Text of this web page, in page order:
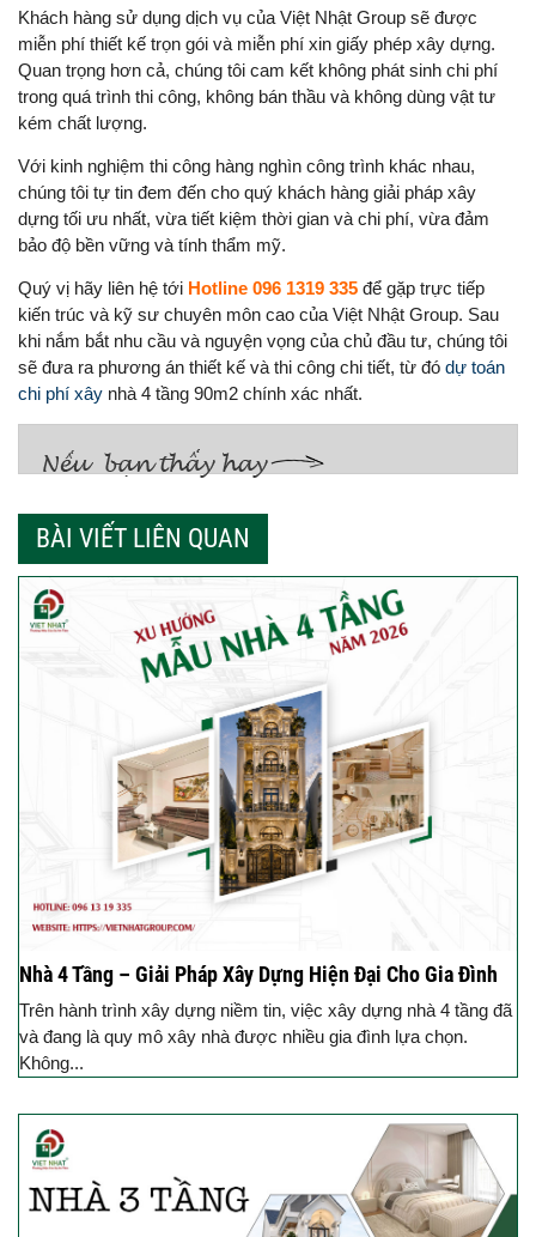
Khách hàng sử dụng dịch vụ của Việt Nhật Group sẽ được
miễn phí thiết kế trọn gói và miễn phí xin giấy phép xây dựng.
Quan trọng hơn cả, chúng tôi cam kết không phát sinh chi phí
trong quá trình thi công, không bán thầu và không dùng vật tư
kém chất lượng.
Với kinh nghiệm thi công hàng nghìn công trình khác nhau,
chúng tôi tự tin đem đến cho quý khách hàng giải pháp xây
dựng tối ưu nhất, vừa tiết kiệm thời gian và chi phí, vừa đảm
bảo độ bền vững và tính thẩm mỹ.
Quý vị hãy liên hệ tới Hotline 096 1319 335 để gặp trực tiếp
kiến trúc và kỹ sư chuyên môn cao của Việt Nhật Group. Sau
khi nắm bắt nhu cầu và nguyện vọng của chủ đầu tư, chúng tôi
sẽ đưa ra phương án thiết kế và thi công chi tiết, từ đó dự toán
chi phí xây nhà 4 tầng 90m2 chính xác nhất.
BÀI VIẾT LIÊN QUAN
Nhà 4 Tầng – Giải Pháp Xây Dựng Hiện Đại Cho Gia Đình
Trên hành trình xây dựng niềm tin, việc xây dựng nhà 4 tầng đã
và đang là quy mô xây nhà được nhiều gia đình lựa chọn.
Không...